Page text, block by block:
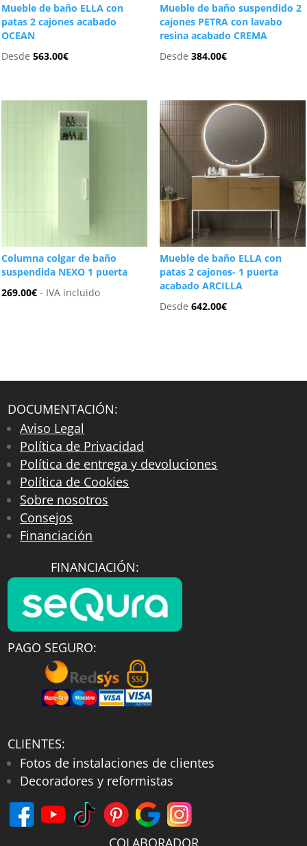
Mueble de baño ELLA con
patas 2 cajones acabado
OCEAN
Desde563.00€
Mueble de baño suspendido 2
cajones PETRA con lavabo
resina acabado CREMA
Desde 384.00€
Columna colgar de baño
suspendida NEXO 1 puerta
269.00€ - IVA incluido
Mueble de baño ELLA con
patas 2 cajones- 1 puerta
acabado ARCILLA
Desde 642.00€
DOCUMENTACIÓN:
Aviso Legal
Política de Privacidad
Política de entrega y devoluciones
Política de Cookies
Sobre nosotros
Consejos
Financiación
FINANCIACIÓN:
PAGO SEGURO:
CLIENTES:
Fotos de instalaciones de clientes
Decoradores y reformistas